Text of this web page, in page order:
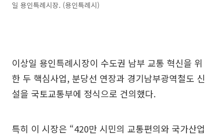
일 용인특례시장. (용인특례시)
이상일 용인특례시장이 수도권 남부 교통 혁신을 위
한 두 핵심사업, 분당선 연장과 경기남부광역철도 신
설을 국토교통부에 정식으로 건의했다.
특히 이 시장은 “420만 시민의 교통편의와 국가산업